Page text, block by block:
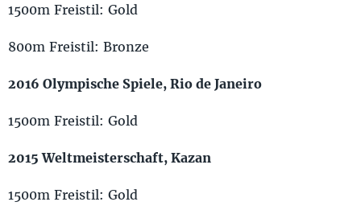
1500m Freistil: Gold
800m Freistil: Bronze
2016 Olympische Spiele, Rio de Janeiro
1500m Freistil: Gold
2015 Weltmeisterschaft, Kazan
1500m Freistil: Gold